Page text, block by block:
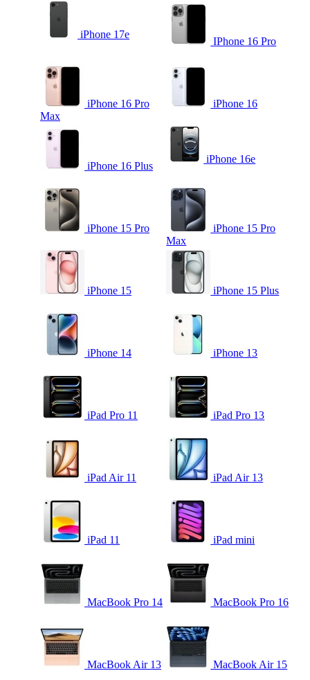
iPhone 17e
IPhone 16 Pro
iPhone 16 Pro
Max
iPhone 16
iPhone 16 Plus
iPhone 16e
iPhone 15 Pro
iPhone 15 Pro
Max
iPhone 15 iPhone 15 Plus
iPhone 14 iPhone 13
iPad Pro 11 iPad Pro 13
iPad Air 11 iPad Air 13
iPad 11 iPad mini
MacBook Pro 14 MacBook Pro 16
MacBook Air 13 MacBook Air 15